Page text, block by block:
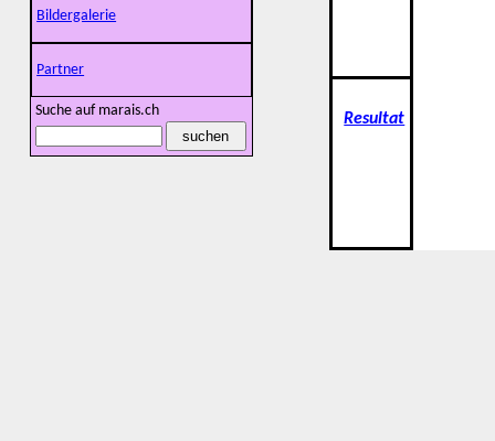
Bildergalerie
Partner
Suche auf marais.ch Resultat